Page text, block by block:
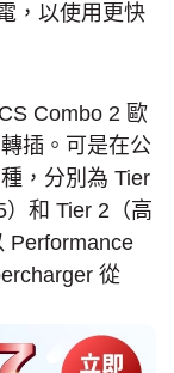
，以使用更快
Combo 2 歐
插。可是在公
，分別為 Tier
和 Tier 2（高
Performance
從